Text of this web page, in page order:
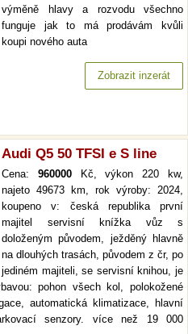
výměně hlavy a rozvodu všechno
funguje jak to má prodávám kvůli
koupi nového auta
Zobrazit inzerát
Audi Q5 50 TFSI e S line
Cena: 960000Kč, výkon 220 kw,
najeto 49673 km, rok výroby: 2024,
koupeno v: česká republika první
majitel servisní knížka vůz s
doloženým původem, ježděný hlavně
na dlouhých trasách, původem z čr, po
jediném majiteli, se servisní knihou, je
pohon všech kol, polokožené
automatická klimatizace, hlavní
senzory. více než 19 000